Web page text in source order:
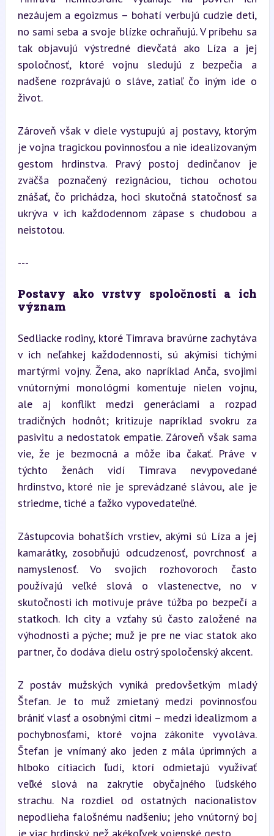
nezáujem a egoizmus – bohatí verbujú cudzie deti,
no sami seba a svoje blízke ochraňujú. V príbehu sa
tak objavujú výstredné dievčatá ako Líza a jej
spoločnosť, ktoré vojnu sledujú z bezpečia a
nadšene rozprávajú o sláve, zatiaľ čo iným ide o
život.
Zároveň však v diele vystupujú aj postavy, ktorým
je vojna tragickou povinnosťou a nie idealizovaným
gestom hrdinstva. Pravý postoj dedinčanov je
zväčša poznačený rezignáciou, tichou ochotou
znášať, čo prichádza, hoci skutočná statočnosť sa
ukrýva v ich každodennom zápase s chudobou a
neistotou.
---
Postavy ako vrstvy spoločnosti a ich
význam
Sedliacke rodiny, ktoré Timrava bravúrne zachytáva
v ich neľahkej každodennosti, sú akýmisi tichými
martýrmi vojny. Žena, ako napríklad Anča, svojimi
vnútornými monológmi komentuje nielen vojnu,
ale aj konflikt medzi generáciami a rozpad
tradičných hodnôt; kritizuje napríklad svokru za
pasivitu a nedostatok empatie. Zároveň však sama
vie, že je bezmocná a môže iba čakať. Práve v
týchto ženách vidí Timrava nevypovedané
hrdinstvo, ktoré nie je sprevádzané slávou, ale je
striedme, tiché a ťažko vypovedateľné.
Zástupcovia bohatších vrstiev, akými sú Líza a jej
kamarátky, zosobňujú odcudzenosť, povrchnosť a
namyslenosť. Vo svojich rozhovoroch často
používajú veľké slová o vlastenectve, no v
skutočnosti ich motivuje práve túžba po bezpečí a
statkoch. Ich city a vzťahy sú často založené na
výhodnosti a pýche; muž je pre ne viac statok ako
partner, čo dodáva dielu ostrý spoločenský akcent.
Z postáv mužských vyniká predovšetkým mladý
Štefan. Je to muž zmietaný medzi povinnosťou
brániť vlasť a osobnými citmi – medzi idealizmom a
pochybnosťami, ktoré vojna zákonite vyvoláva.
Štefan je vnímaný ako jeden z mála úprimných a
hlboko cítiacich ľudí, ktorí odmietajú využívať
veľké slová na zakrytie obyčajného ľudského
strachu. Na rozdiel od ostatných nacionalistov
nepodlieha falošnému nadšeniu; jeho vnútorný boj